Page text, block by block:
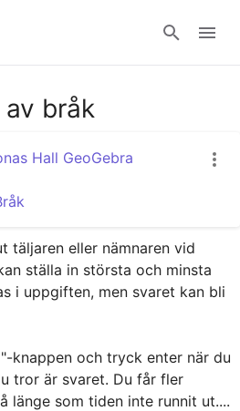
Interaktiva lektioner
- Interaktiva lektioner
bråk
Hall GeoGebra
täljaren eller nämnaren vid
ställa in största och minsta
i uppgiften, men svaret kan bli
knappen och tryck enter när du
tror är svaret. Du får fler
länge som tiden inte runnit ut....